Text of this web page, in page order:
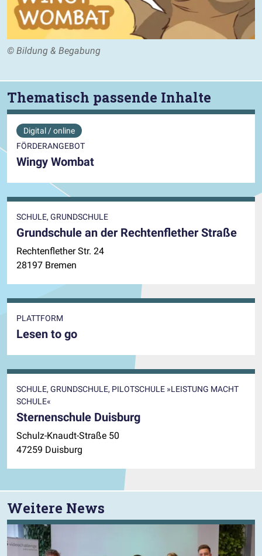
© Bildung & Begabung
Thematisch passende Inhalte
Digital / online
FÖRDERANGEBOT
Wingy Wombat
SCHULE, GRUNDSCHULE
Grundschule an der Rechtenflether Straße
Rechtenflether Str. 24
28197 Bremen
PLATTFORM
Lesen to go
SCHULE, GRUNDSCHULE, PILOTSCHULE »LEISTUNG MACHT
SCHULE«
Sternenschule Duisburg
Schulz-Knaudt-Straße 50
47259 Duisburg
Weitere News